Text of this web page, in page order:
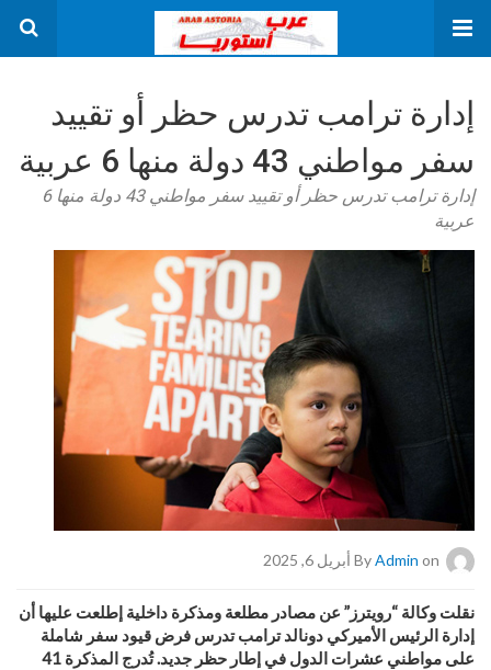
إدارة ترامب تدرس حظر أو تقييد
سفر مواطني 43 دولة منها 6 عربية
إدارة ترامب تدرس حظر أو تقييد سفر مواطني 43 دولة منها 6
عربية
ByAdmin on أبريل 6, 2025
نقلت وكالة “رويترز” عن مصادر مطلعة ومذكرة داخلية إطلعت عليها أن
إدارة الرئيس الأميركي دونالد ترامب تدرس فرض قيود سفر شاملة
على مواطني عشرات الدول في إطار حظر جديد. تُدرج المذكرة 41